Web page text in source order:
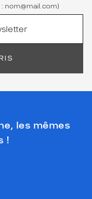
: nom@mail.com)
les mêmes
!